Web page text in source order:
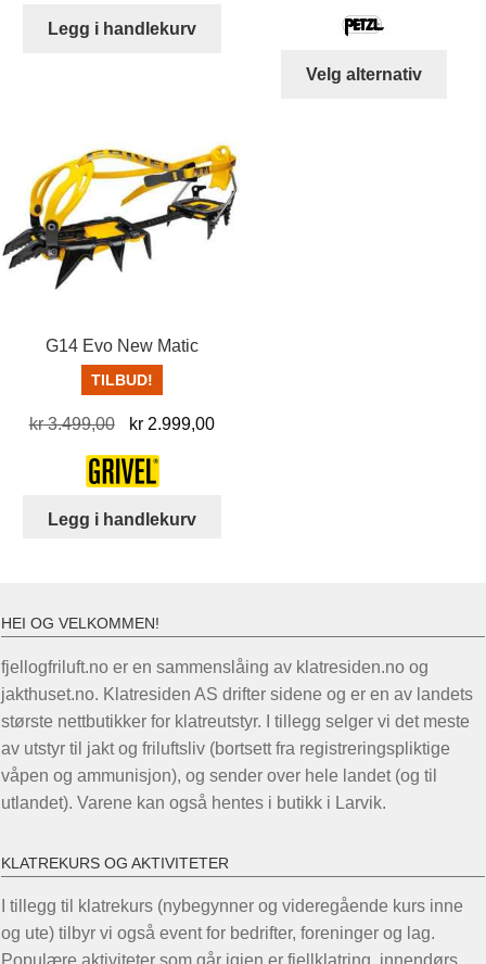
Legg i handlekurv
var:
Velg alternativ
G14 Evo New Matic
TILBUD!
kr3.499,00
Opprinnelig
var:
kr 2.999,00Nåværende
Legg i handlekurv
HEI OG VELKOMMEN!
fjellogfriluft.no er en sammenslåing av klatresiden.no og
jakthuset.no. Klatresiden AS drifter sidene og er en av landets
største nettbutikker for klatreutstyr. I tillegg selger vi det meste
av utstyr til jakt og friluftsliv (bortsett fra registreringspliktige
våpen og ammunisjon), og sender over hele landet (og til
utlandet). Varene kan også hentes i butikk i Larvik.
KLATREKURS OG AKTIVITETER
I tillegg til klatrekurs (nybegynner og videregående kurs inne
og ute) tilbyr vi også event for bedrifter, foreninger og lag.
Populære aktiviteter som går igjen er fjellklatring, innendørs